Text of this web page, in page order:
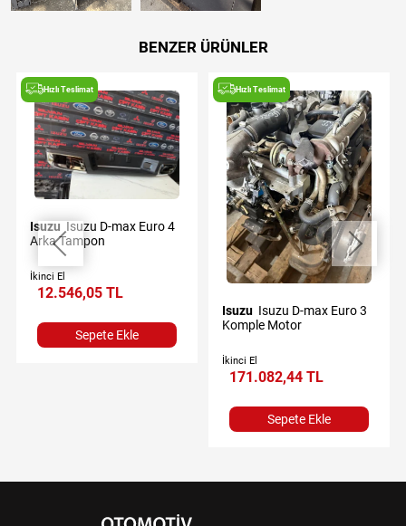
BENZER ÜRÜNLER
Hızlı Teslimat
Isuzu
Arka Tampon
İkinci El
12.546,05 TL
Sepete Ekle
Hızlı Teslimat
Isuzu
Komple Motor
İkinci El
171.082,44 TL
Sepete Ekle